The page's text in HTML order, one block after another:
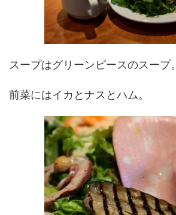
スープはグリーンピースのスープ。
前菜にはイカとナスとハム。